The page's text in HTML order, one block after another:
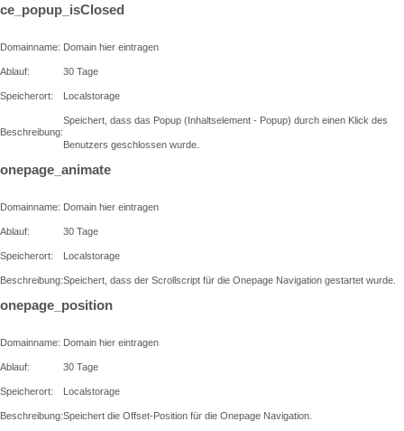
ce_popup_isClosed
Domainname: Domain hier eintragen
Ablauf: 30 Tage
Speicherort: Localstorage
Beschreibung:
Speichert, dass das Popup (Inhaltselement - Popup) durch einen Klick des
Benutzers geschlossen wurde.
onepage_animate
Domainname: Domain hier eintragen
Ablauf: 30 Tage
Speicherort: Localstorage
Beschreibung:Speichert, dass der Scrollscript für die Onepage Navigation gestartet wurde.
onepage_position
Domainname: Domain hier eintragen
Ablauf: 30 Tage
Speicherort: Localstorage
Beschreibung:Speichert die Offset-Position für die Onepage Navigation.